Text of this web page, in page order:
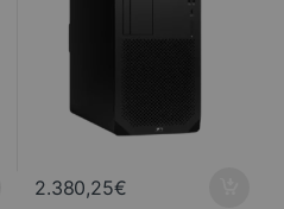
2.380,25€